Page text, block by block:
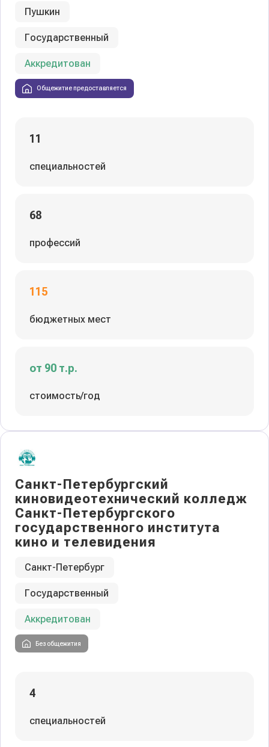
Пушкин
Государственный
Аккредитован
Общежитие предоставляется
11
специальностей
68
профессий
115
бюджетных мест
от 90 т.р.
стоимость/год
Санкт-Петербургский
киновидеотехнический колледж
Санкт-Петербургского
государственного института
кино и телевидения
Санкт-Петербург
Государственный
Аккредитован
Без общежития
4
специальностей